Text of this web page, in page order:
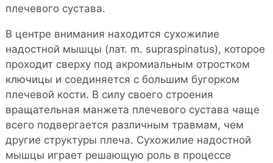
плечевого сустава.
В центре внимания находится сухожилие
надостной мышцы (лат. m. supraspinatus), которое
проходит сверху под акромиальным отростком
ключицы и соединяется с большим бугорком
плечевой кости. В силу своего строения
вращательная манжета плечевого сустава чаще
всего подвергается различным травмам, чем
другие структуры плеча. Сухожилие надостной
мышцы играет решающую роль в процессе